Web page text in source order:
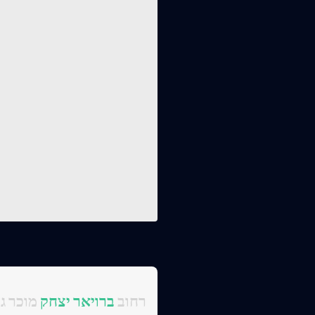
:רחוב ברויאר יצחק מוכר